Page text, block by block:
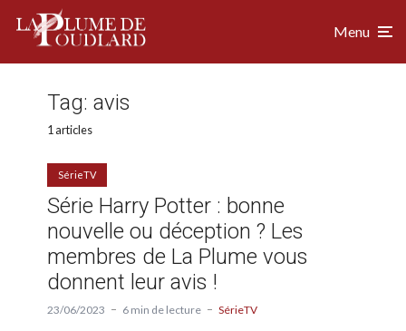
Menu
Tag: avis
1 articles
SérieTV
Série Harry Potter : bonne
nouvelle ou déception ? Les
membres de La Plume vous
donnent leur avis !
23/06/2023 6 min de lecture SérieTV